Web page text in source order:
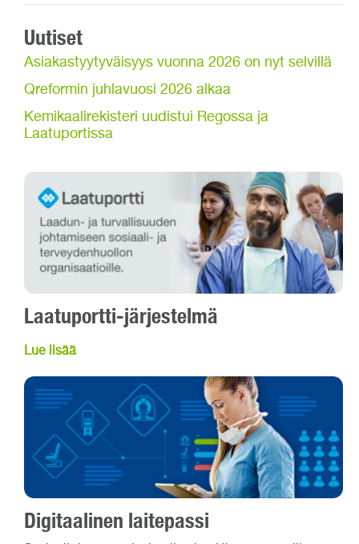
Uutiset
Asiakastyytyväisyys vuonna 2026 on nyt selvillä
Qreformin juhlavuosi 2026 alkaa
Kemikaalirekisteri uudistui Regossa ja
Laatuportissa
Laatuportti-järjestelmä
Lue lisää
Digitaalinen laitepassi